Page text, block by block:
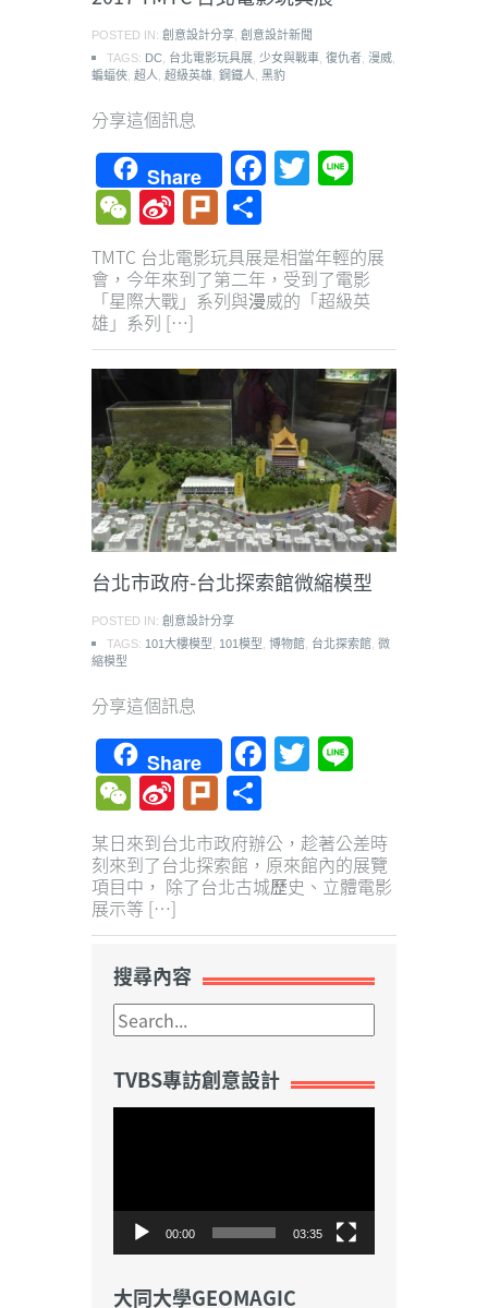
POSTED IN: 創意設計分享 創意設計新聞
TAGS: DC 台北電影玩具展 少女與戰車 復仇者 漫威
蝙蝠俠 超人 超級英雄 鋼鐵人 黑豹
分享這個訊息
Share Facebook
Twitter
WeChat
Sina
Weibo
Plurk
TMTC 台北電影玩具展是相當年輕的展
會，今年來到了第二年，受到了電影
「星際大戰」系列與漫威的「超級英
雄」系列 […]
台北市政府-台北探索館微縮模型
POSTED IN: 創意設計分享
TAGS: 101大樓模型 101模型 博物館 台北探索館 微
縮模型
分享這個訊息
Share Facebook
Twitter
WeChat
Sina
Weibo
Plurk
某日來到台北市政府辦公，趁著公差時
刻來到了台北探索館，原來館內的展覽
項目中， 除了台北古城歷史、立體電影
展示等 […]
搜尋內容
TVBS專訪創意設計
00:00 03:35
大同大學GEOMAGIC